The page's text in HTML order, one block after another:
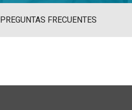
PREGUNTAS FRECUENTES